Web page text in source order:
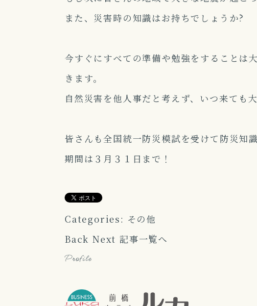
また、災害時の知識はお持ちでしょうか?
今すぐにすべての準備や勉強をすることは
きます。
自然災害を他人事だと考えず、いつ来ても
皆さんも全国統一防災模試を受けて防災知
期間は３月３１日まで！
Categories: その他
Back Next 記事一覧へ
Profile